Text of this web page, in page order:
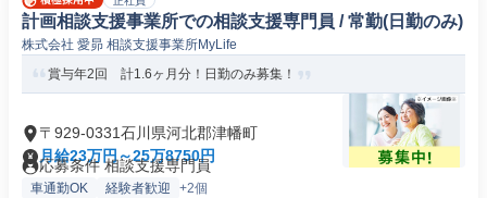
計画相談支援事業所での相談支援専門員 / 常勤(日勤のみ)
株式会社 愛昴 相談支援事業所MyLife
賞与年2回 計1.6ヶ月分！日勤のみ募集！
〒929-0331石川県河北郡津幡町
月給23万円～25万8750円
応募条件 相談支援専門員
車通勤OK 経験者歓迎 +2個